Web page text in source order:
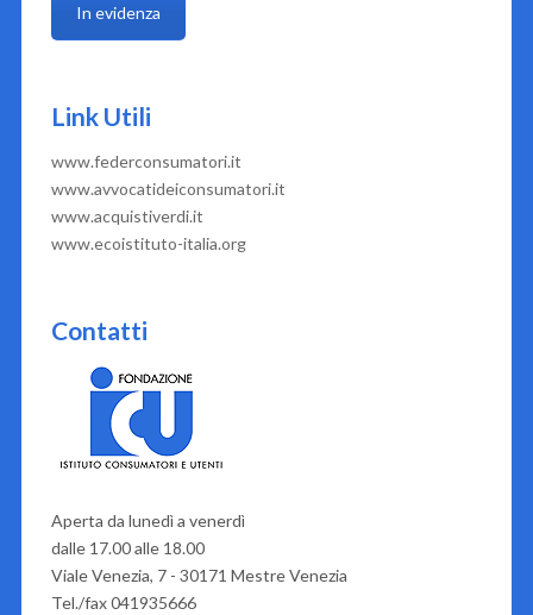
In evidenza
Link Utili
www.federconsumatori.it
www.avvocatideiconsumatori.it
www.acquistiverdi.it
www.ecoistituto-italia.org
Contatti
Aperta da lunedì a venerdì
dalle 17.00 alle 18.00
Viale Venezia, 7 - 30171 Mestre Venezia
Tel./fax 041935666